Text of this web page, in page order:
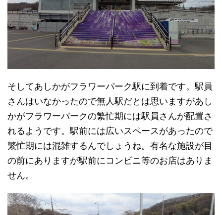
そしてあしかがフラワーパーク駅に到着です。駅員
さんはいなかったので無人駅だとは思いますがあし
かがフラワーパークの繁忙期には駅員さんが配置さ
れるようです。駅前には広いスペースがあったので
繁忙期には混雑するんでしょうね。有名な施設が目
の前にありますが駅前にコンビニ等のお店はありま
せん。